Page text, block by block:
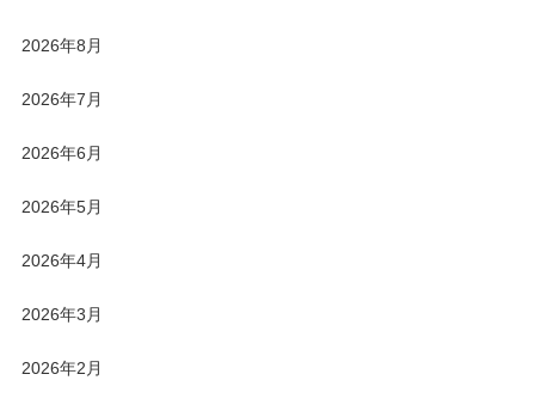
2026年8月
2026年7月
2026年6月
2026年5月
2026年4月
2026年3月
2026年2月